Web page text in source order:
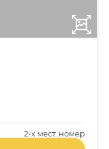
2-x мест. номер